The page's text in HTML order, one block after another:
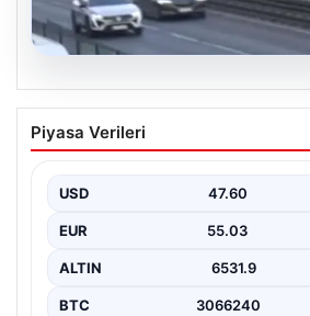
04.08.2026
Yola düştü, metrobüs
durumu kritik
Piyasa Verileri
USD 47.60
EUR 55.03
ALTIN 6531.9
BTC 3066240